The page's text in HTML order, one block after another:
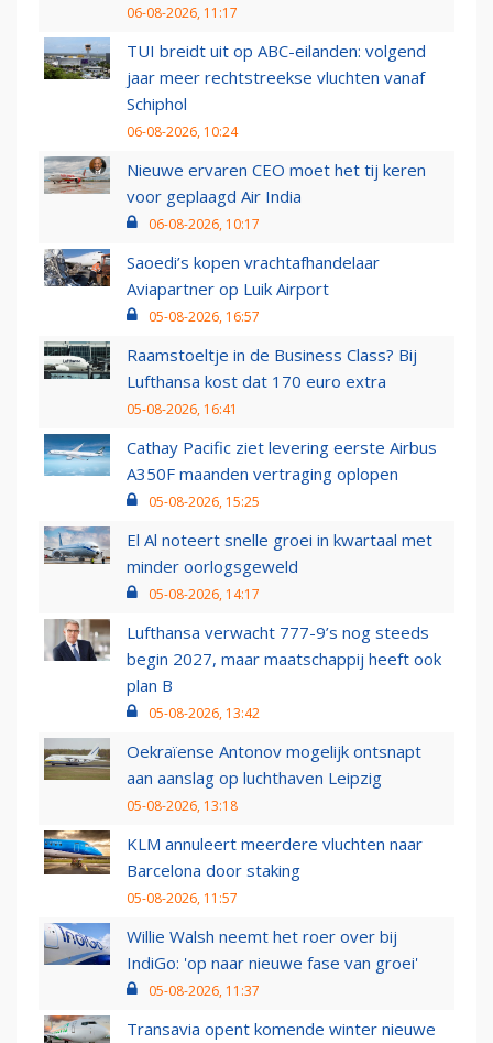
06-08-2026, 11:17
TUI breidt uit op ABC-eilanden: volgend
jaar meer rechtstreekse vluchten vanaf
Schiphol
06-08-2026, 10:24
Nieuwe ervaren CEO moet het tij keren
voor geplaagd Air India
06-08-2026, 10:17
Saoedi’s kopen vrachtafhandelaar
Aviapartner op Luik Airport
05-08-2026, 16:57
Raamstoeltje in de Business Class? Bij
Lufthansa kost dat 170 euro extra
05-08-2026, 16:41
Cathay Pacific ziet levering eerste Airbus
A350F maanden vertraging oplopen
05-08-2026, 15:25
El Al noteert snelle groei in kwartaal met
minder oorlogsgeweld
05-08-2026, 14:17
Lufthansa verwacht 777-9’s nog steeds
begin 2027, maar maatschappij heeft ook
plan B
05-08-2026, 13:42
Oekraïense Antonov mogelijk ontsnapt
aan aanslag op luchthaven Leipzig
05-08-2026, 13:18
KLM annuleert meerdere vluchten naar
Barcelona door staking
05-08-2026, 11:57
Willie Walsh neemt het roer over bij
IndiGo: 'op naar nieuwe fase van groei'
05-08-2026, 11:37
Transavia opent komende winter nieuwe